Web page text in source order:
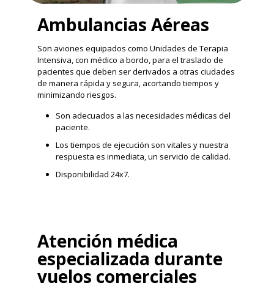
Ambulancias Aéreas
Son aviones equipados como Unidades de Terapia
Intensiva, con médico a bordo, para el traslado de
pacientes que deben ser derivados a otras ciudades
de manera rápida y segura, acortando tiempos y
minimizando riesgos.
Son adecuados a las necesidades médicas del
paciente.
Los tiempos de ejecución son vitales y nuestra
respuesta es inmediata, un servicio de calidad.
Disponibilidad 24x7.
Atención médica
especializada durante
vuelos comerciales